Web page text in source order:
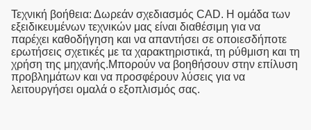
Τεχνική βοήθεια: Δωρεάν σχεδιασμός CAD. Η ομάδα των
εξειδικευμένων τεχνικών μας είναι διαθέσιμη για να
παρέχει καθοδήγηση και να απαντήσει σε οποιεσδήποτε
ερωτήσεις σχετικές με τα χαρακτηριστικά, τη ρύθμιση και τη
χρήση της μηχανής.Μπορούν να βοηθήσουν στην επίλυση
προβλημάτων και να προσφέρουν λύσεις για να
λειτουργήσει ομαλά ο εξοπλισμός σας.